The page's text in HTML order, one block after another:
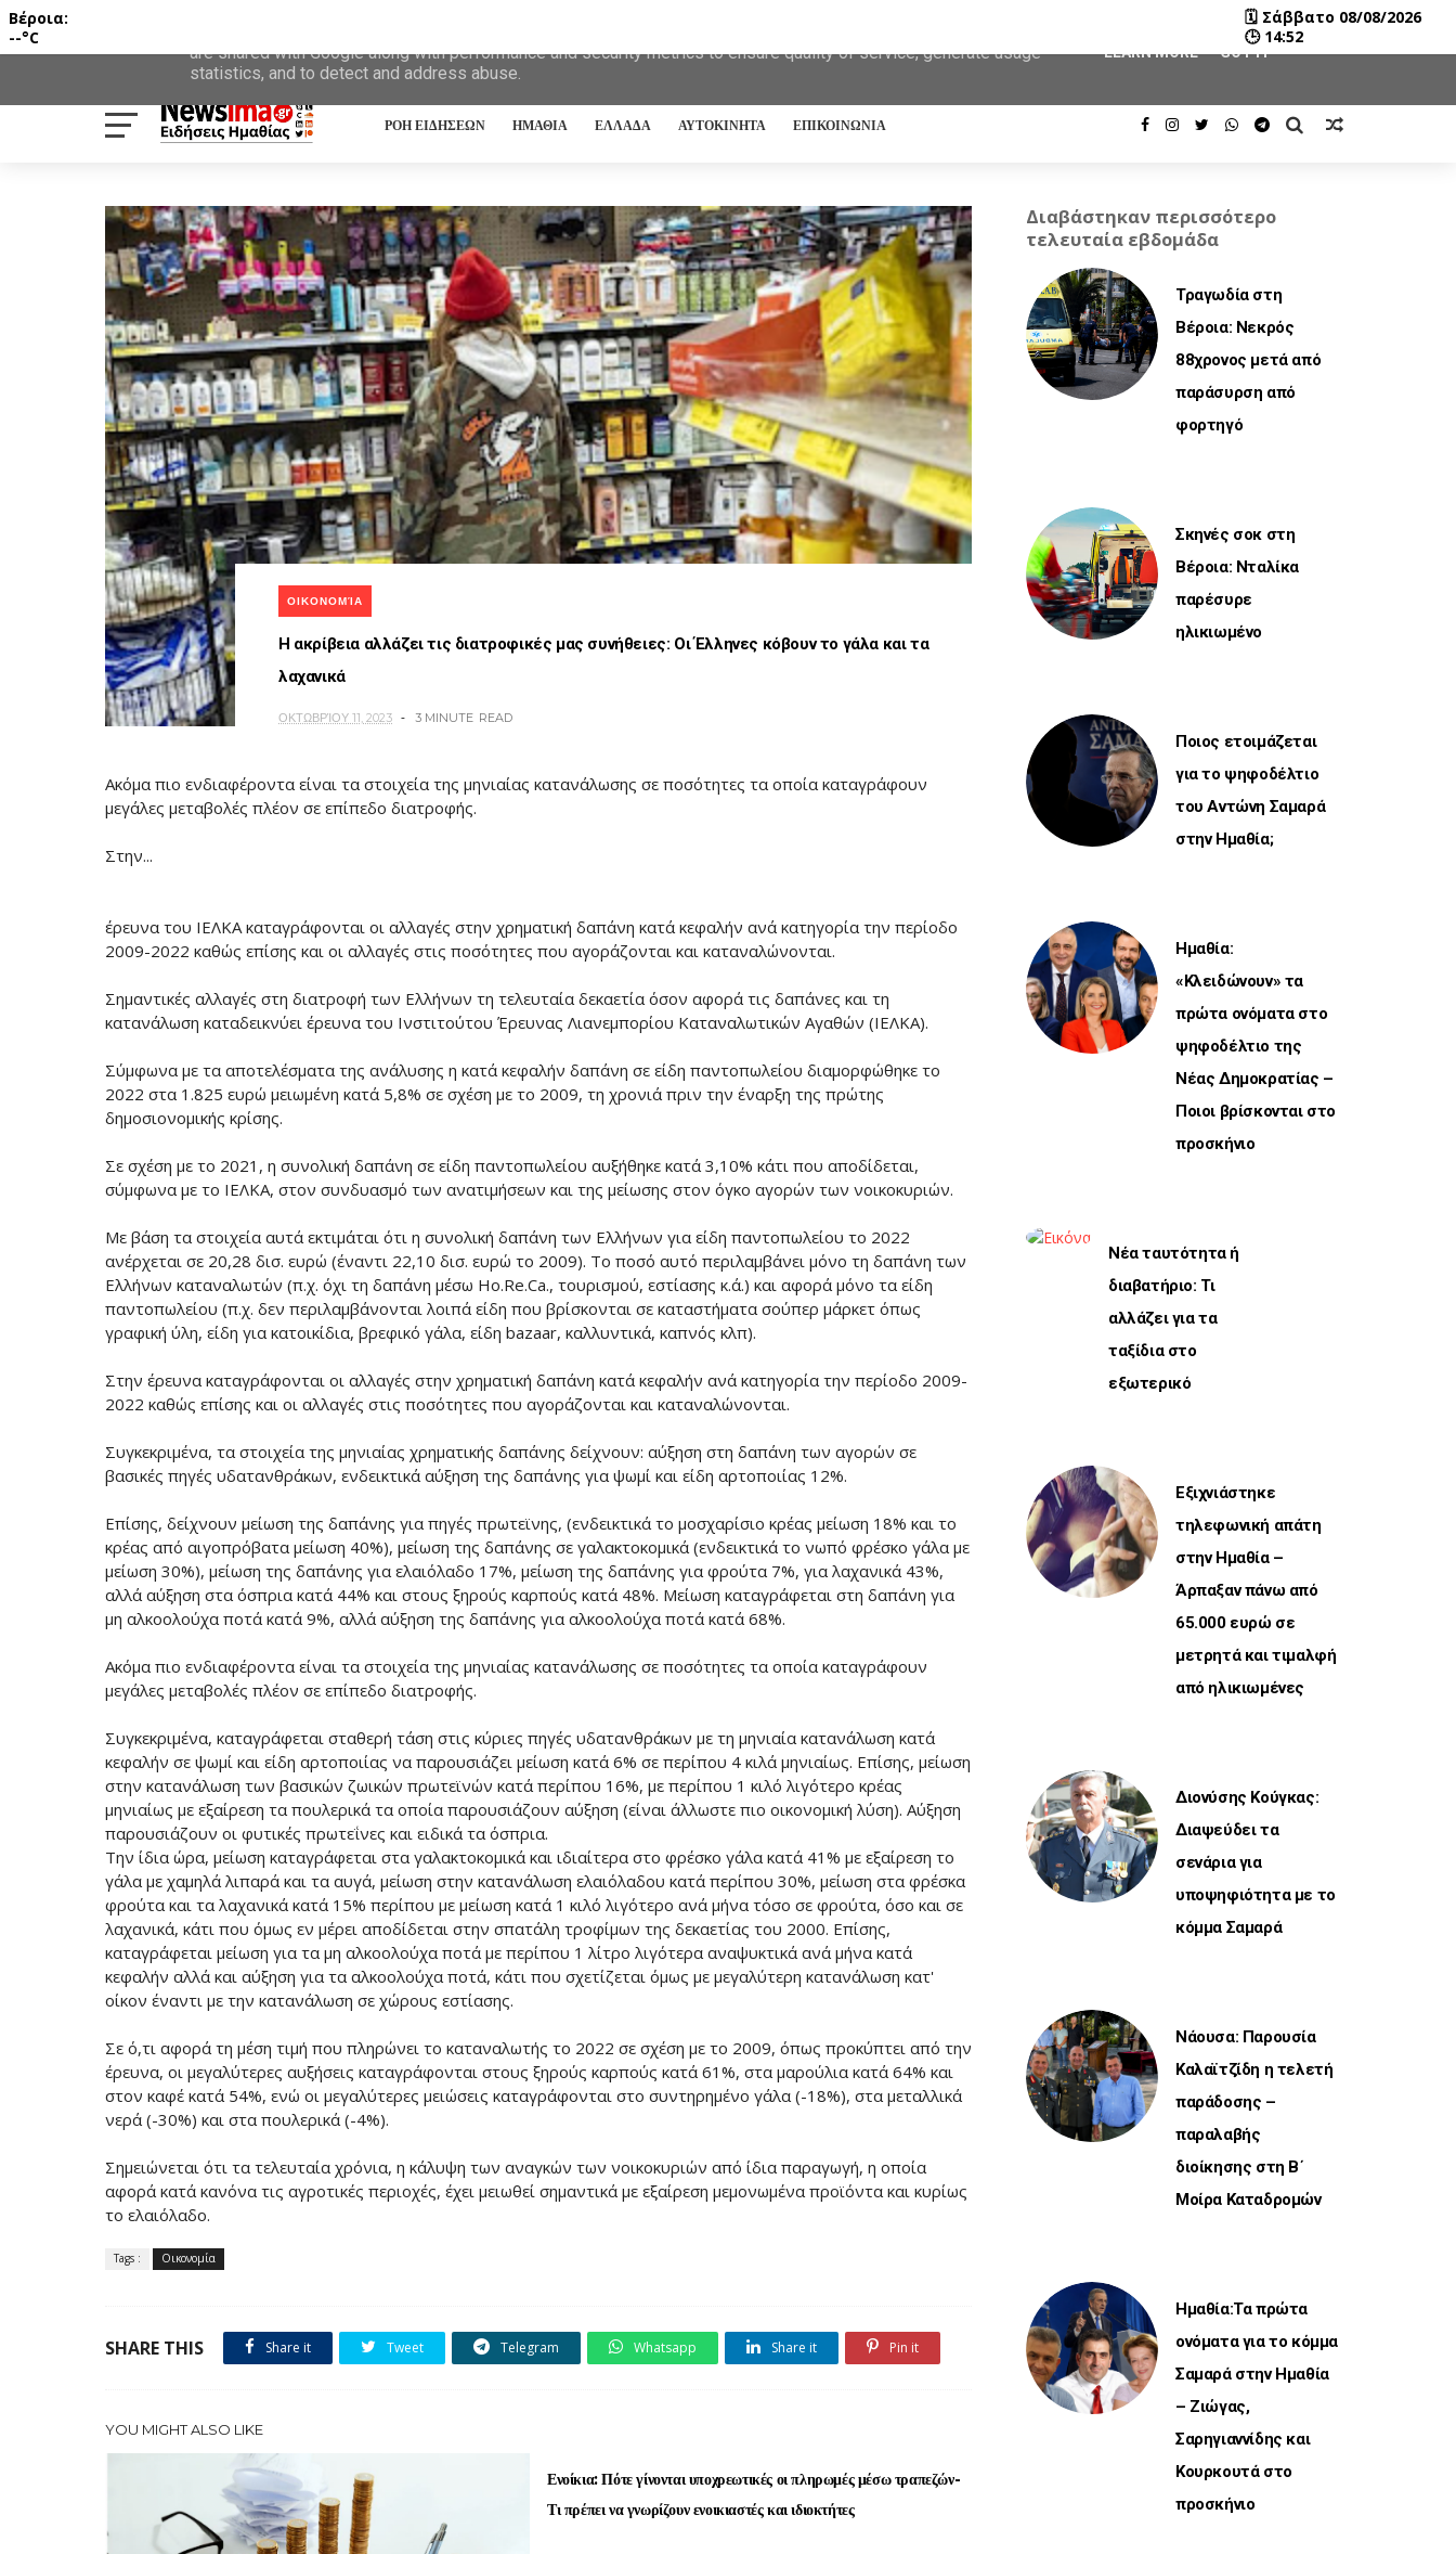
ΡΟΗ ΕΙΔΗΣΕΩΝ ΗΜΑΘΙΑ ΕΛΛΑΔΑ ΑΥΤΟΚΙΝΗΤΑ ΕΠΙΚΟΙΝΩΝΙΑ
ΟΙΚΟΝΟΜΊΑ
Η ακρίβεια αλλάζει τις διατροφικές μας συνήθειες: Οι Έλληνες κόβουν το γάλα και τα
λαχανικά
ΟΚΤΩΒΡΊΟΥ 11, 2023 3 MINUTE READ
Ακόμα πιο ενδιαφέροντα είναι τα στοιχεία της μηνιαίας κατανάλωσης σε ποσότητες τα οποία καταγράφουν
μεγάλες μεταβολές πλέον σε επίπεδο διατροφής.
Στην...
έρευνα του ΙΕΛΚΑ καταγράφονται οι αλλαγές στην χρηματική δαπάνη κατά κεφαλήν ανά κατηγορία την περίοδο
2009-2022 καθώς επίσης και οι αλλαγές στις ποσότητες που αγοράζονται και καταναλώνονται.
Σημαντικές αλλαγές στη διατροφή των Ελλήνων τη τελευταία δεκαετία όσον αφορά τις δαπάνες και τη
κατανάλωση καταδεικνύει έρευνα του Ινστιτούτου Έρευνας Λιανεμπορίου Καταναλωτικών Αγαθών (ΙΕΛΚΑ).
Σύμφωνα με τα αποτελέσματα της ανάλυσης η κατά κεφαλήν δαπάνη σε είδη παντοπωλείου διαμορφώθηκε το
2022 στα 1.825 ευρώ μειωμένη κατά 5,8% σε σχέση με το 2009, τη χρονιά πριν την έναρξη της πρώτης
δημοσιονομικής κρίσης.
Σε σχέση με το 2021, η συνολική δαπάνη σε είδη παντοπωλείου αυξήθηκε κατά 3,10% κάτι που αποδίδεται,
σύμφωνα με το ΙΕΛΚΑ, στον συνδυασμό των ανατιμήσεων και της μείωσης στον όγκο αγορών των νοικοκυριών.
Με βάση τα στοιχεία αυτά εκτιμάται ότι η συνολική δαπάνη των Ελλήνων για είδη παντοπωλείου το 2022
ανέρχεται σε 20,28 δισ. ευρώ (έναντι 22,10 δισ. ευρώ το 2009). Το ποσό αυτό περιλαμβάνει μόνο τη δαπάνη των
Ελλήνων καταναλωτών (π.χ. όχι τη δαπάνη μέσω Ho.Re.Ca., τουρισμού, εστίασης κ.ά.) και αφορά μόνο τα είδη
παντοπωλείου (π.χ. δεν περιλαμβάνονται λοιπά είδη που βρίσκονται σε καταστήματα σούπερ μάρκετ όπως
γραφική ύλη, είδη για κατοικίδια, βρεφικό γάλα, είδη bazaar, καλλυντικά, καπνός κλπ).
Στην έρευνα καταγράφονται οι αλλαγές στην χρηματική δαπάνη κατά κεφαλήν ανά κατηγορία την περίοδο 2009-
2022 καθώς επίσης και οι αλλαγές στις ποσότητες που αγοράζονται και καταναλώνονται.
Συγκεκριμένα, τα στοιχεία της μηνιαίας χρηματικής δαπάνης δείχνουν: αύξηση στη δαπάνη των αγορών σε
βασικές πηγές υδατανθράκων, ενδεικτικά αύξηση της δαπάνης για ψωμί και είδη αρτοποιίας 12%.
Επίσης, δείχνουν μείωση της δαπάνης για πηγές πρωτεϊνης, (ενδεικτικά το μοσχαρίσιο κρέας μείωση 18% και το
κρέας από αιγοπρόβατα μείωση 40%), μείωση της δαπάνης σε γαλακτοκομικά (ενδεικτικά το νωπό φρέσκο γάλα με
μείωση 30%), μείωση της δαπάνης για ελαιόλαδο 17%, μείωση της δαπάνης για φρούτα 7%, για λαχανικά 43%,
αλλά αύξηση στα όσπρια κατά 44% και στους ξηρούς καρπούς κατά 48%. Μείωση καταγράφεται στη δαπάνη για
μη αλκοολούχα ποτά κατά 9%, αλλά αύξηση της δαπάνης για αλκοολούχα ποτά κατά 68%.
Ακόμα πιο ενδιαφέροντα είναι τα στοιχεία της μηνιαίας κατανάλωσης σε ποσότητες τα οποία καταγράφουν
μεγάλες μεταβολές πλέον σε επίπεδο διατροφής.
Συγκεκριμένα, καταγράφεται σταθερή τάση στις κύριες πηγές υδατανθράκων με τη μηνιαία κατανάλωση κατά
κεφαλήν σε ψωμί και είδη αρτοποιίας να παρουσιάζει μείωση κατά 6% σε περίπου 4 κιλά μηνιαίως. Επίσης, μείωση
στην κατανάλωση των βασικών ζωικών πρωτεϊνών κατά περίπου 16%, με περίπου 1 κιλό λιγότερο κρέας
μηνιαίως με εξαίρεση τα πουλερικά τα οποία παρουσιάζουν αύξηση (είναι άλλωστε πιο οικονομική λύση). Αύξηση
παρουσιάζουν οι φυτικές πρωτεΐνες και ειδικά τα όσπρια.
Την ίδια ώρα, μείωση καταγράφεται στα γαλακτοκομικά και ιδιαίτερα στο φρέσκο γάλα κατά 41% με εξαίρεση το
γάλα με χαμηλά λιπαρά και τα αυγά, μείωση στην κατανάλωση ελαιόλαδου κατά περίπου 30%, μείωση στα φρέσκα
φρούτα και τα λαχανικά κατά 15% περίπου με μείωση κατά 1 κιλό λιγότερο ανά μήνα τόσο σε φρούτα, όσο και σε
λαχανικά, κάτι που όμως εν μέρει αποδίδεται στην σπατάλη τροφίμων της δεκαετίας του 2000. Επίσης,
καταγράφεται μείωση για τα μη αλκοολούχα ποτά με περίπου 1 λίτρο λιγότερα αναψυκτικά ανά μήνα κατά
κεφαλήν αλλά και αύξηση για τα αλκοολούχα ποτά, κάτι που σχετίζεται όμως με μεγαλύτερη κατανάλωση κατ'
οίκον έναντι με την κατανάλωση σε χώρους εστίασης.
Σε ό,τι αφορά τη μέση τιμή που πληρώνει το καταναλωτής το 2022 σε σχέση με το 2009, όπως προκύπτει από την
έρευνα, οι μεγαλύτερες αυξήσεις καταγράφονται στους ξηρούς καρπούς κατά 61%, στα μαρούλια κατά 64% και
στον καφέ κατά 54%, ενώ οι μεγαλύτερες μειώσεις καταγράφονται στο συντηρημένο γάλα (-18%), στα μεταλλικά
νερά (-30%) και στα πουλερικά (-4%).
Σημειώνεται ότι τα τελευταία χρόνια, η κάλυψη των αναγκών των νοικοκυριών από ίδια παραγωγή, η οποία
αφορά κατά κανόνα τις αγροτικές περιοχές, έχει μειωθεί σημαντικά με εξαίρεση μεμονωμένα προϊόντα και κυρίως
το ελαιόλαδο.
Tags : Οικονομία
SHARE THIS Share it Tweet Telegram Whatsapp Share it Pin it
YOU MIGHT ALSO LIKE
Ενοίκια: Πότε γίνονται υποχρεωτικές οι πληρωμές μέσω τραπεζών-
Τι πρέπει να γνωρίζουν ενοικιαστές και ιδιοκτήτες
Διαβάστηκαν περισσότερο
τελευταία εβδομάδα
Τραγωδία στη
Βέροια: Νεκρός
88χρονος μετά από
παράσυρση από
φορτηγό
Σκηνές σοκ στη
Βέροια: Νταλίκα
παρέσυρε
ηλικιωμένο
Ποιος ετοιμάζεται
για το ψηφοδέλτιο
του Αντώνη Σαμαρά
στην Ημαθία;
Ημαθία:
«Κλειδώνουν» τα
πρώτα ονόματα στο
ψηφοδέλτιο της
Νέας Δημοκρατίας –
Ποιοι βρίσκονται στο
προσκήνιο
Νέα ταυτότητα ή
διαβατήριο: Τι
αλλάζει για τα
ταξίδια στο
εξωτερικό
Εξιχνιάστηκε
τηλεφωνική απάτη
στην Ημαθία –
Άρπαξαν πάνω από
65.000 ευρώ σε
μετρητά και τιμαλφή
από ηλικιωμένες
Διονύσης Κούγκας:
Διαψεύδει τα
σενάρια για
υποψηφιότητα με το
κόμμα Σαμαρά
Νάουσα: Παρουσία
Καλαϊτζίδη η τελετή
παράδοσης –
παραλαβής
διοίκησης στη Β΄
Μοίρα Καταδρομών
Ημαθία:Τα πρώτα
ονόματα για το κόμμα
Σαμαρά στην Ημαθία
– Ζιώγας,
Σαρηγιαννίδης και
Κουρκουτά στο
προσκήνιο
Βέροια:
--°C
🗓 Σάββατο 08/08/2026
🕒 14:52
are shared with Google along with performance and security metrics to ensure quality of service, generate usage
statistics, and to detect and address abuse.
LEARN MORE GOT IT